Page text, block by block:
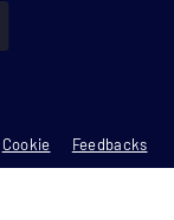
Cookie Feedbacks